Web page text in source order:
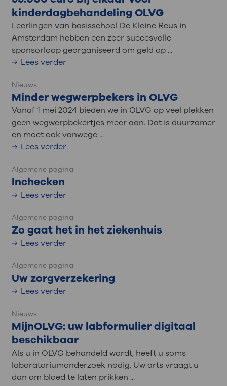
kinderdagbehandeling OLVG
Leerlingen van basisschool De Kleine Reus in
Amsterdam hebben een zeer succesvolle
sponsorloop georganiseerd om geld op ...
Lees verder
Nieuws
Minder wegwerpbekers in OLVG
Vanaf 1 mei 2024 bieden we in OLVG op veel plekken
geen wegwerpbekertjes meer aan. Dat is duurzamer
en moet ook vanwege ...
Lees verder
Algemene pagina
Inchecken
Lees verder
Algemene pagina
Zo gaat het in het ziekenhuis
Lees verder
Algemene pagina
Uw zorgverzekering
Lees verder
Nieuws
MijnOLVG: uw labformulier digitaal
beschikbaar
Als u in OLVG behandeld wordt, heeft u soms
laboratoriumonderzoek nodig. Uw arts vraagt u
dan om bloed te laten prikken ...